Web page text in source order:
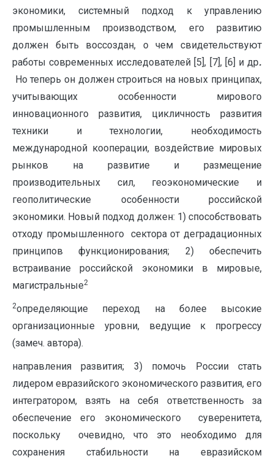
экономики, системный подход к управлению
промышленным производством, его развитию
должен быть воссоздан, о чем свидетельствуют
работы современных исследователей [5], [7], [6] и др.
Но теперь он должен строиться на новых принципах,
учитывающих особенности мирового
инновационного развития, цикличность развития
техники и технологии, необходимость
международной кооперации, воздействие мировых
рынков на развитие и размещение
производительных сил, геоэкономические и
геополитические особенности российской
экономики. Новый подход должен: 1) способствовать
отходу промышленного сектора от деградационных
принципов функционирования; 2) обеспечить
встраивание российской экономики в мировые,
магистральные2
2определяющие переход на более высокие
организационные уровни, ведущие к прогрессу
(замеч. автора).
направления развития; 3) помочь России стать
лидером евразийского экономического развития, его
интегратором, взять на себя ответственность за
обеспечение его экономического суверенитета,
поскольку очевидно, что это необходимо для
сохранения стабильности на евразийском